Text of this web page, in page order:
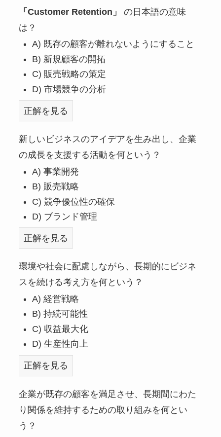
「Customer Retention」
の日本語の意味
は？
A) 既存の顧客が離れないようにすること
B) 新規顧客の開拓
C) 販売戦略の策定
D) 市場競争の分析
正解を見る
新しいビジネスのアイデアを生み出し、企業
の成長を支援する活動を何という？
A) 事業開発
B) 販売戦略
C) 競争優位性の確保
D) ブランド管理
正解を見る
環境や社会に配慮しながら、長期的にビジネ
スを続ける考え方を何という？
A) 経営戦略
B) 持続可能性
C) 収益最大化
D) 生産性向上
正解を見る
企業が既存の顧客を満足させ、長期間にわた
り関係を維持するための取り組みを何とい
う？